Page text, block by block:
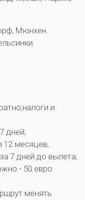
Мюнхен.
и
дней;
12 месяцев;
7 дней до вылета;
- 50 евро
менять